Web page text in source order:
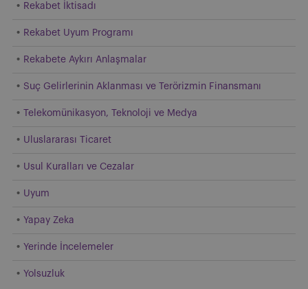
Rekabet İktisadı
Rekabet Uyum Programı
Rekabete Aykırı Anlaşmalar
Suç Gelirlerinin Aklanması ve Terörizmin Finansmanı
Telekomünikasyon, Teknoloji ve Medya
Uluslararası Ticaret
Usul Kuralları ve Cezalar
Uyum
Yapay Zeka
Yerinde İncelemeler
Yolsuzluk